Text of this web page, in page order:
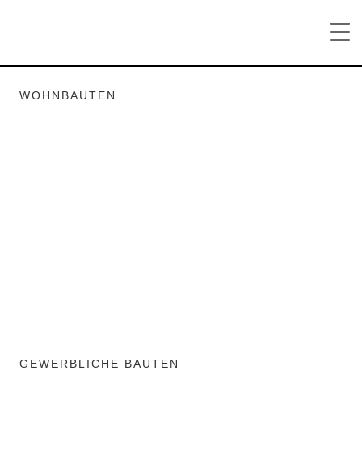
WOHNBAUTEN
GEWERBLICHE BAUTEN